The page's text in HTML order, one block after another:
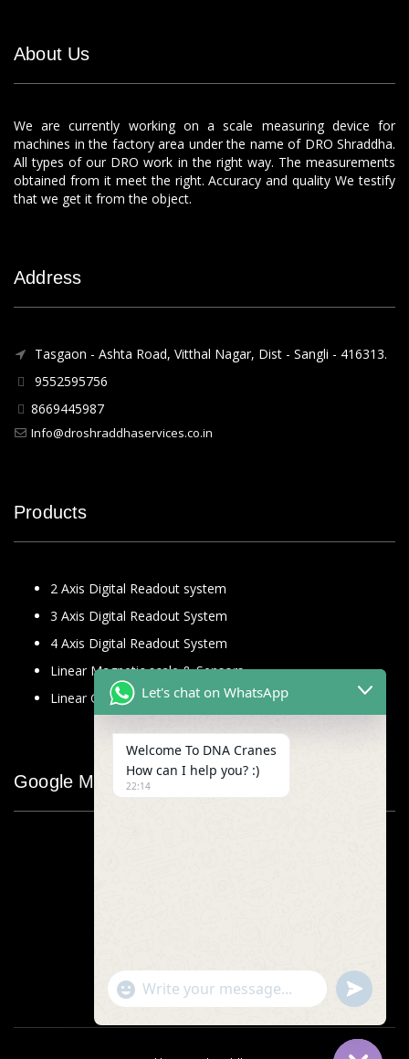
About Us
We are currently working on a scale measuring device for
machines in the factory area under the name of DRO Shraddha.
All types of our DRO work in the right way. The measurements
obtained from it meet the right. Accuracy and quality We testify
that we get it from the object.
Address
Tasgaon - Ashta Road, Vitthal Nagar, Dist - Sangli - 416313.
9552595756
8669445987
Info@droshraddhaservices.co.in
Products
2 Axis Digital Readout system
3 Axis Digital Readout System
4 Axis Digital Readout System
Linear Magnetic scale & Sensors
Linear Glass Scale
Google Map
Let's chat on WhatsApp
Welcome To DNA Cranes
How can I help you? :)
22:14
"+chaty_settings.lang.emoji_picker+"
WhatsApp
undefined